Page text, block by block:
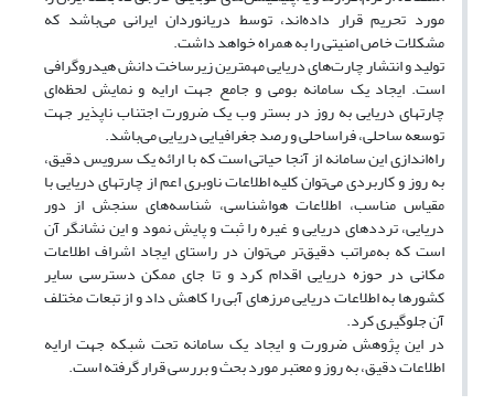
مورد تحریم قرار داده‌اند، توسط دریانوردان ایرانی می‌باشد که
مشکلات خاص امنیتی را به همراه خواهد داشت.
تولید و انتشار چارت‌های دریایی مهمترین زیرساخت دانش هیدروگرافی
است. ایجاد یک سامانه بومی و جامع جهت ارایه و نمایش لحظه‌ای
چارتهای دریایی به روز در بستر وب یک ضرورت اجتناب ناپذیر جهت
توسعه ساحلی، فراساحلی و رصد جغرافیایی دریایی می‌باشد.
راه‌اندازی این سامانه از آنجا حیاتی است که با ارائه یک سرویس دقیق،
به روز و کاربردی می‌توان کلیه اطلاعات ناوبری اعم از چارتهای دریایی با
مقیاس مناسب، اطلاعات هواشناسی، شناسه‌های سنجش از دور
دریایی، ترددهای دریایی و غیره را ثبت و پایش نمود و این نشانگر آن
است که به‌مراتب دقیق‌تر می‌توان در راستای ایجاد اشراف اطلاعات
مکانی در حوزه دریایی اقدام کرد و تا جای ممکن دسترسی سایر
کشورها به اطلاعات دریایی مرزهای آبی را کاهش داد و از تبعات مختلف
آن جلوگیری کرد.
در این پژوهش ضرورت و ایجاد یک سامانه تحت شبکه جهت ارایه
اطلاعات دقیق، به روز و معتبر مورد بحث و بررسی قرار گرفته است.